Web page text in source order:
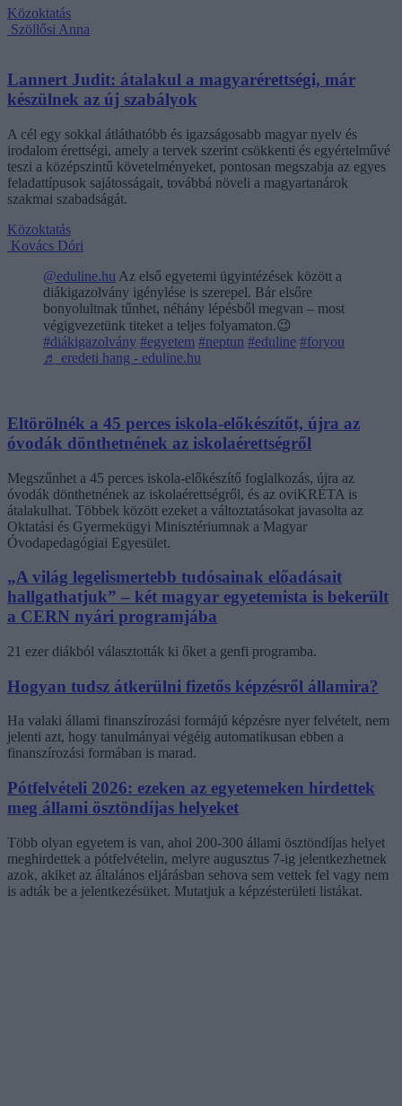
Közoktatás
Szöllősi Anna
Lannert Judit: átalakul a magyarérettségi, már
készülnek az új szabályok
A cél egy sokkal átláthatóbb és igazságosabb magyar nyelv és
irodalom érettségi, amely a tervek szerint csökkenti és egyértelművé
teszi a középszintű követelményeket, pontosan megszabja az egyes
feladattípusok sajátosságait, továbbá növeli a magyartanárok
szakmai szabadságát.
Közoktatás
Kovács Dóri
@eduline.hu Az első egyetemi ügyintézések között a
diákigazolvány igénylése is szerepel. Bár elsőre
bonyolultnak tűnhet, néhány lépésből megvan – most
végigvezetünk titeket a teljes folyamaton.😉
#diákigazolvány #egyetem #neptun #eduline #foryou
♬ eredeti hang - eduline.hu
Eltörölnék a 45 perces iskola-előkészítőt, újra az
óvodák dönthetnének az iskolaérettségről
Megszűnhet a 45 perces iskola-előkészítő foglalkozás, újra az
óvodák dönthetnének az iskolaérettségről, és az oviKRÉTA is
átalakulhat. Többek között ezeket a változtatásokat javasolta az
Oktatási és Gyermekügyi Minisztériumnak a Magyar
Óvodapedagógiai Egyesület.
„A világ legelismertebb tudósainak előadásait
hallgathatjuk” – két magyar egyetemista is bekerült
a CERN nyári programjába
21 ezer diákból választották ki őket a genfi programba.
Hogyan tudsz átkerülni fizetős képzésről államira?
Ha valaki állami finanszírozási formájú képzésre nyer felvételt, nem
jelenti azt, hogy tanulmányai végéig automatikusan ebben a
finanszírozási formában is marad.
Pótfelvételi 2026: ezeken az egyetemeken hirdettek
meg állami ösztöndíjas helyeket
Több olyan egyetem is van, ahol 200-300 állami ösztöndíjas helyet
meghirdettek a pótfelvételin, melyre augusztus 7-ig jelentkezhetnek
azok, akiket az általános eljárásban sehova sem vettek fel vagy nem
is adták be a jelentkezésüket. Mutatjuk a képzésterületi listákat.